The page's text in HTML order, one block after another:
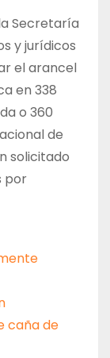
Secretaría
y jurídicos
el arancel
en 338
o 360
de
solicitado
por
caña de